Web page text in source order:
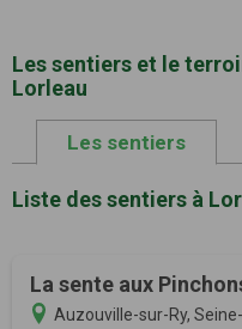
Les sentiers et le
Lorleau
Les sentiers
Liste des sentiers à
La sente aux
Auzouville-sur-Ry,